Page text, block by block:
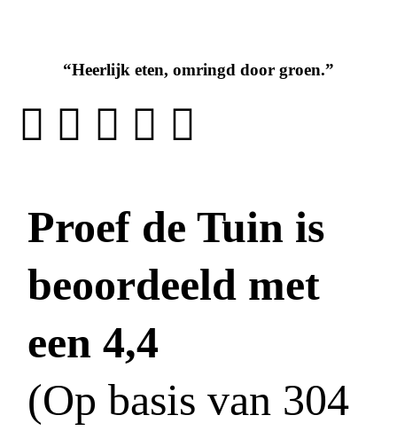
“Heerlijk eten, omringd door groen.”
Proef de Tuin is
beoordeeld met
een 4,4
(Op basis van 304